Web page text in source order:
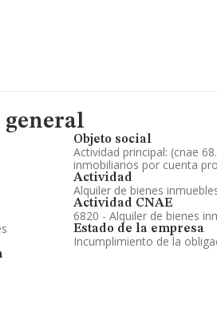
Objeto social
Actividad principal: (cnae
inmobiliarios por cuenta
Actividad
Alquiler de bienes
Actividad CNAE
6820 - Alquiler de bienes
Estado de la empresa
Incumplimiento de la